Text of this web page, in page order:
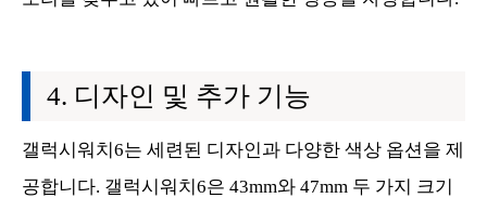
디자인 및 추가 기능
갤럭시워치6는 세련된 디자인과 다양한 색상 옵션을 제
공합니다. 갤럭시워치6은 43mm와 47mm 두 가지 크기